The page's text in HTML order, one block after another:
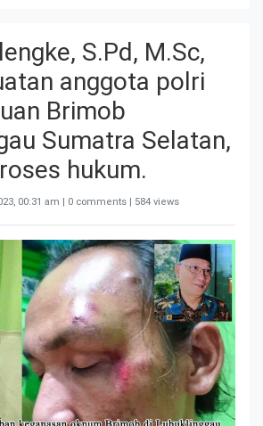
S.Pd, M.Sc,
anggota polri
Brimob
Sumatra Selatan,
hukum.
00:31 am | 0 comments | 584 views